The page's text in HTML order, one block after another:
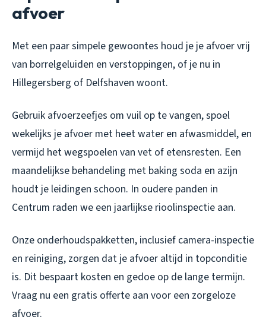
afvoer
Met een paar simpele gewoontes houd je je afvoer vrij
van borrelgeluiden en verstoppingen, of je nu in
Hillegersberg of Delfshaven woont.
Gebruik afvoerzeefjes om vuil op te vangen, spoel
wekelijks je afvoer met heet water en afwasmiddel, en
vermijd het wegspoelen van vet of etensresten. Een
maandelijkse behandeling met baking soda en azijn
houdt je leidingen schoon. In oudere panden in
Centrum raden we een jaarlijkse rioolinspectie aan.
Onze onderhoudspakketten, inclusief camera-inspectie
en reiniging, zorgen dat je afvoer altijd in topconditie
is. Dit bespaart kosten en gedoe op de lange termijn.
Vraag nu een gratis offerte aan voor een zorgeloze
afvoer.